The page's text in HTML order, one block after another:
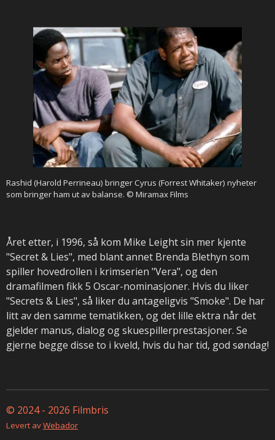
Rashid (Harold Perrineau) bringer Cyrus (Forrest Whitaker) nyheter
som bringer ham ut av balanse. © Miramax Films
Året etter, i 1996, så kom Mike Leight sin mer kjente
"Secret & Lies", med blant annet Brenda Blethyn som
spiller hovedrollen i krimserien "Vera", og den
dramafilmen fikk 5 Oscar-nominasjoner. Hvis du liker
"Secrets & Lies", så liker du antageligvis "Smoke". De har
litt av den samme tematikken, og det lille ektra når det
gjelder manus, dialog og skuespillerprestasjoner. Se
gjerne begge disse to i kveld, hvis du har tid, god søndag!
© 2024 - 2026 Filmbris
Levert avWebador